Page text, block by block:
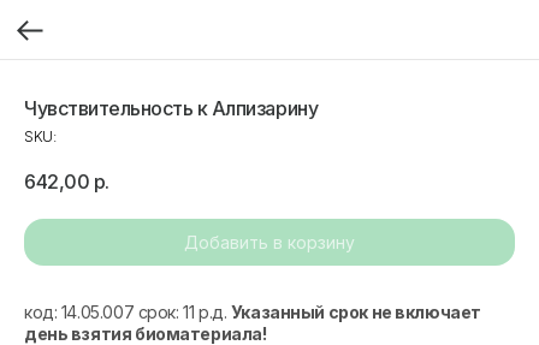
Чувствительность к Алпизарину
SKU:
642,00 р.
Добавить в корзину
код: 14.05.007 срок: 11 р.д. Указанный срок не включает
день взятия биоматериала!